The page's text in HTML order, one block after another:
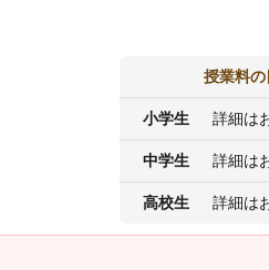
授業料の
小学生 詳細は
中学生 詳細は
高校生 詳細は